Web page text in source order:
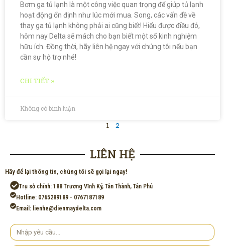
Bơm ga tủ lạnh là một công việc quan trọng để giúp tủ lạnh
hoạt động ổn định như lúc mới mua. Song, các vấn đề về
thay ga tủ lạnh không phải ai cũng biết! Hiểu được điều đó,
hôm nay Delta sẽ mách cho bạn biết một số kinh nghiệm
hữu ích. Đồng thời, hãy liên hệ ngay với chúng tôi nếu bạn
cần sự hộ trợ nhé!
CHI TIẾT »
Không có bình luận
1 2
LIÊN HỆ
Hãy để lại thông tin, chúng tôi sẽ gọi lại ngay!
Trụ sở chính: 188 Trương Vĩnh Ký, Tân Thành, Tân Phú
Hotline: 0765289189 - 0767187189
Email: lienhe@dienmaydelta.com
Yêu
cầu